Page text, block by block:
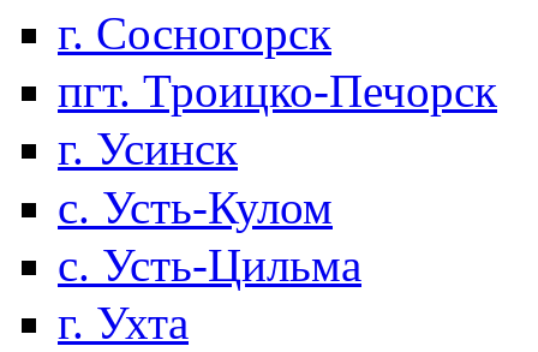
г. Сосногорск
пгт. Троицко-Печорск
г. Усинск
с. Усть-Кулом
с. Усть-Цильма
г. Ухта